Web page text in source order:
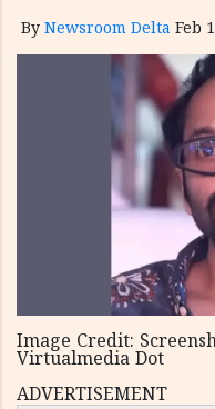
By Newsroom Delta Feb
Image Credit:
Virtualmedia Dot
ADVERTISEMENT